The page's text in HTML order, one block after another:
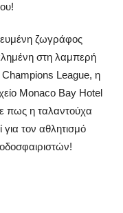
ζωγράφος
στη λαμπερή
League, η
Monaco Bay Hotel
πως η ταλαντούχα
τον αθλητισμό